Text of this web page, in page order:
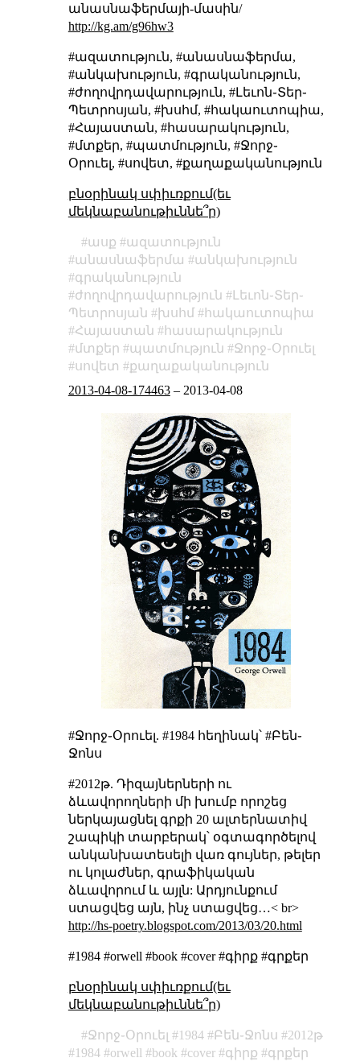
անասնաֆերմայի-մասին/
http://kg.am/g96hw3
#ազատություն, #անասնաֆերմա,
#անկախություն, #գրականություն,
#ժողովրդավարություն, #Լեւոն֊Տեր֊
Պետրոսյան, #խսհմ, #հակաուտոպիա,
#Հայաստան, #հասարակություն,
#մտքեր, #պատմություն, #Ջորջ֊
Օրուել, #սովետ, #քաղաքականություն
բնօրինակ սփիւռքում(եւ
մեկնաբանութիւննե՞ր)
ասք
ազատություն
անասնաֆերմա
անկախություն
գրականություն
ժողովրդավարություն
Լեւոն֊Տեր֊
Պետրոսյան
խսհմ
հակաուտոպիա
Հայաստան
հասարակություն
մտքեր
պատմություն
Ջորջ֊Օրուել
սովետ
քաղաքականություն
2013-04-08-174463– 2013-04-08
#Ջորջ֊Օրուել. #1984 հեղինակ՝ #Բեն֊
Ջոնս
#2012թ. Դիզայներների ու
ձևավորողների մի խումբ որոշեց
ներկայացնել գրքի 20 ալտերնատիվ
շապիկի տարբերակ՝ օգտագործելով
անկանխատեսելի վառ գույներ, թելեր
ու կոլաժներ, գրաֆիկական
ձևավորում և այլն: Արդյունքում
ստացվեց այն, ինչ ստացվեց…< br>
http://hs-poetry.blogspot.com/2013/03/20.html
#1984 #orwell #book #cover #գիրք #գրքեր
բնօրինակ սփիւռքում(եւ
մեկնաբանութիւննե՞ր)
Ջորջ֊Օրուել 1984 Բեն֊Ջոնս
2012թ
1984
orwell book cover գիրք գրքեր